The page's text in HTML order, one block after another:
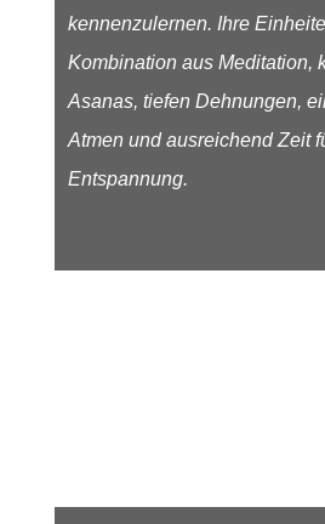
kennenzulernen. Ihre
Kombination aus Meditation,
Asanas, tiefen Dehnungen,
Atmen und ausreichend Zeit
Entspannung.